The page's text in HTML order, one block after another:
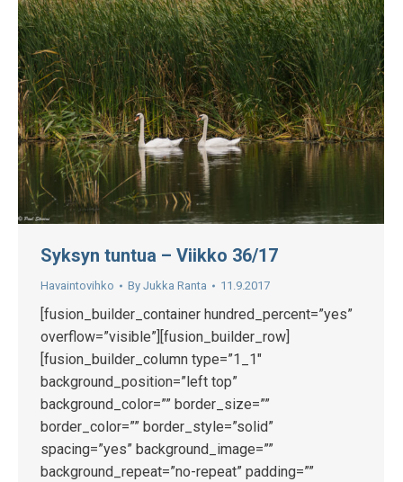
Syksyn tuntua – Viikko 36/17
Havaintovihko By Jukka Ranta 11.9.2017
[fusion_builder_container hundred_percent=”yes”
overflow=”visible”][fusion_builder_row]
[fusion_builder_column type=”1_1″
background_position=”left top”
background_color=”” border_size=””
border_color=”” border_style=”solid”
spacing=”yes” background_image=””
background_repeat=”no-repeat” padding=””